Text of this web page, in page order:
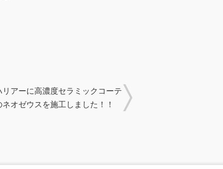
リアーに高濃度セラミックコーテ
オゼウスを施工しました！！